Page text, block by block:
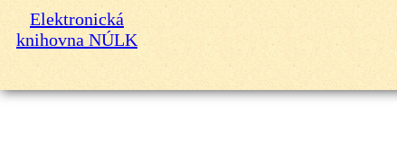
Elektronická
knihovna NÚLK